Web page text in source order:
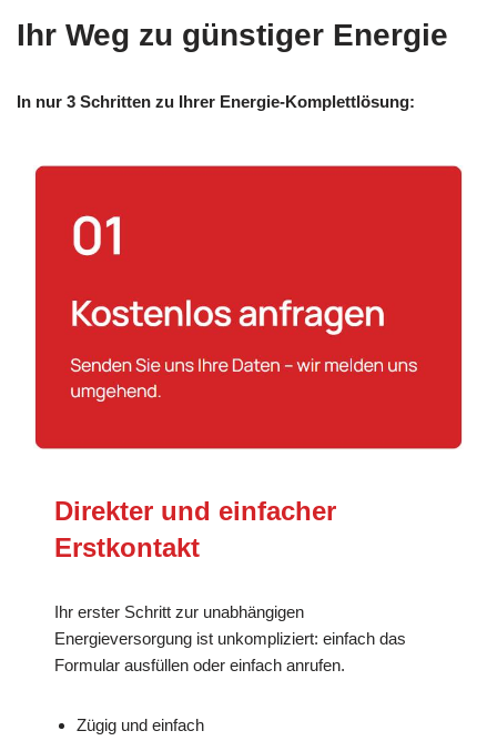
Ihr Weg zu günstiger Energie
In nur 3 Schritten zu Ihrer Energie-Komplettlösung:
Direkter und einfacher
Erstkontakt
Ihr erster Schritt zur unabhängigen
Energieversorgung ist unkompliziert: einfach das
Formular ausfüllen oder einfach anrufen.
Zügig und einfach